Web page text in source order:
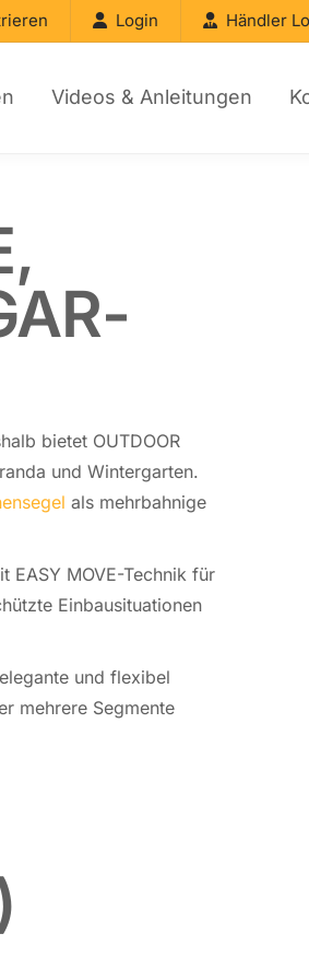
Händler
Login
Videos & Anleitungen
bietet OUTDOOR
und Win­ter­gar­ten.
als mehr­bah­ni­ge
EASY MO­VE-Tech­nik für
Ein­bau­si­tua­tio­nen
und fle­xi­bel
mehrere Seg­men­te